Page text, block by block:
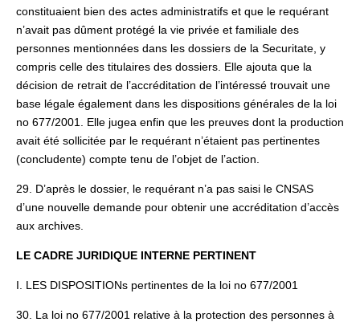
constituaient bien des actes administratifs et que le requérant
n’avait pas dûment protégé la vie privée et familiale des
personnes mentionnées dans les dossiers de la Securitate, y
compris celle des titulaires des dossiers. Elle ajouta que la
décision de retrait de l’accréditation de l’intéressé trouvait une
base légale également dans les dispositions générales de la loi
no 677/2001. Elle jugea enfin que les preuves dont la production
avait été sollicitée par le requérant n’étaient pas pertinentes
(concludente) compte tenu de l’objet de l’action.
29. D’après le dossier, le requérant n’a pas saisi le CNSAS
d’une nouvelle demande pour obtenir une accréditation d’accès
aux archives.
LE CADRE JURIDIQUE INTERNE PERTINENT
I. LES DISPOSITIONs pertinentes de la loi no 677/2001
30. La loi no 677/2001 relative à la protection des personnes à